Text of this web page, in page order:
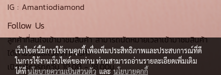
IG : Amantiodiamond
Follow Us
ลูกค้าที่สนใจเข้ามาชมสินค้า สามารถนัดหมายเวลาเข้ามาชมสินค้า
ได้ตามวันและเวลาทำการค่ะ
เปิดบริการทุกวัน 10.00 - 18.00น.
เว็บไซต์นี้มีการใช้งานคุกกี้ เพื่อเพิ่มประสิทธิภาพและประสบการณ์ที่ดี
ในการใช้งานเว็บไซต์ของท่าน ท่านสามารถอ่านรายละเอียดเพิ่มเติม
ได้ที่นโยบายความเป็นส่วนตัวและนโยบายคุกกี้